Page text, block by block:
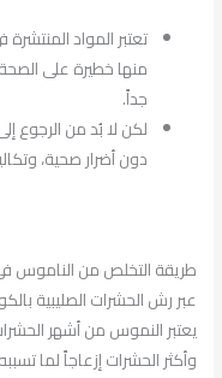
تعتبر المواد
منها خطيرة على الصحة
جداً.
لكن لا بُد من الرجوع
دون أضرار صحية،
طريقة التخلص من الناموس
عبر رش الحشرات الصليبية
يعتبر النموس من أشهر
وأكثر الحشرات إزعاجاً لما